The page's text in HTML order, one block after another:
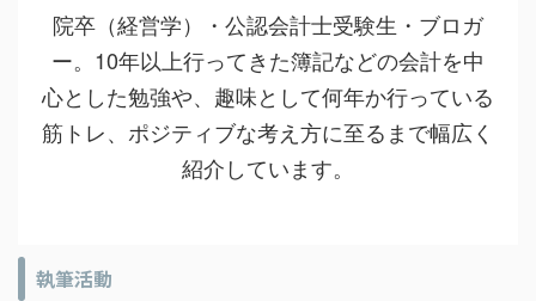
院卒（経営学）・公認会計士受験生・ブロガ
ー。10年以上行ってきた簿記などの会計を中
心とした勉強や、趣味として何年か行っている
筋トレ、ポジティブな考え方に至るまで幅広く
紹介しています。
執筆活動